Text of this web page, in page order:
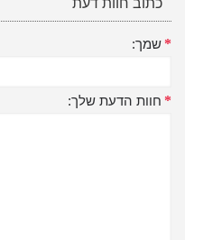
כתוב חוות דעת
שמך:
חוות הדעת שלך: